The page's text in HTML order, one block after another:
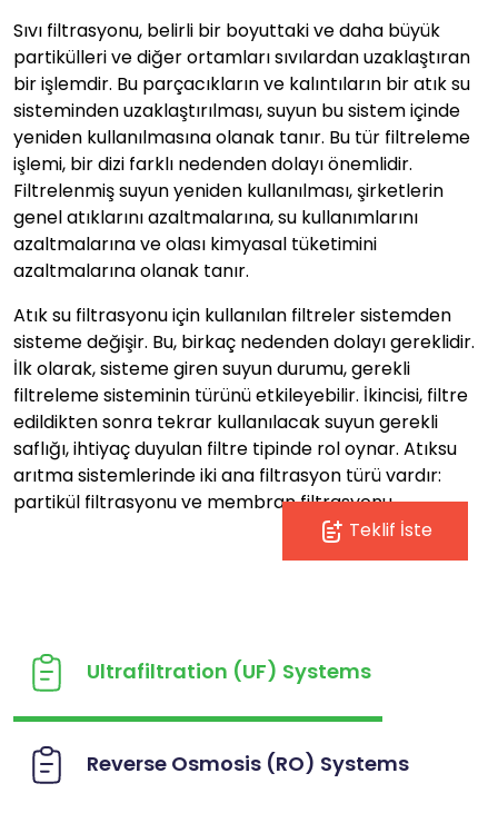
Sıvı filtrasyonu, belirli bir boyuttaki ve daha büyük
partikülleri ve diğer ortamları sıvılardan uzaklaştıran
bir işlemdir. Bu parçacıkların ve kalıntıların bir atık su
sisteminden uzaklaştırılması, suyun bu sistem içinde
yeniden kullanılmasına olanak tanır. Bu tür filtreleme
işlemi, bir dizi farklı nedenden dolayı önemlidir.
Filtrelenmiş suyun yeniden kullanılması, şirketlerin
genel atıklarını azaltmalarına, su kullanımlarını
azaltmalarına ve olası kimyasal tüketimini
azaltmalarına olanak tanır.
Atık su filtrasyonu için kullanılan filtreler sistemden
sisteme değişir. Bu, birkaç nedenden dolayı gereklidir.
İlk olarak, sisteme giren suyun durumu, gerekli
filtreleme sisteminin türünü etkileyebilir. İkincisi, filtre
edildikten sonra tekrar kullanılacak suyun gerekli
saflığı, ihtiyaç duyulan filtre tipinde rol oynar. Atıksu
arıtma sistemlerinde iki ana filtrasyon türü vardır:
partikül filtrasyonu ve membran filtrasyonu.
Teklif İste
Ultrafiltration (UF) Systems
Reverse Osmosis (RO) Systems